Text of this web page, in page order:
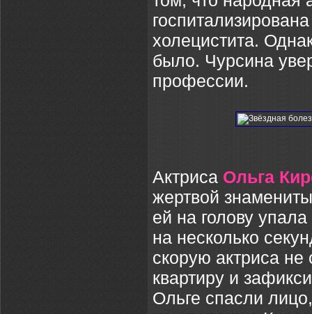
холецистита.
было. Чурсина
профессии.
Актриса Ольга
жертвой
ей на голову
на несколько
скорую актриса не
квартиру и
Ольге спасли